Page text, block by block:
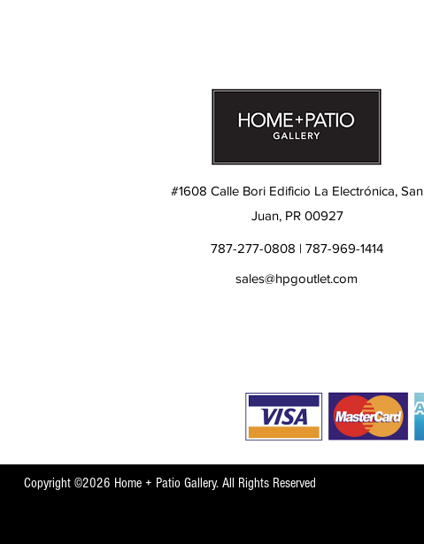
#1608 Calle Bori Edificio La Electrónica, San
Juan, PR 00927
787-277-0808 | 787-969-1414
sales@hpgoutlet.com
Copyright ©2026 Home + Patio Gallery. All Rights Reserved